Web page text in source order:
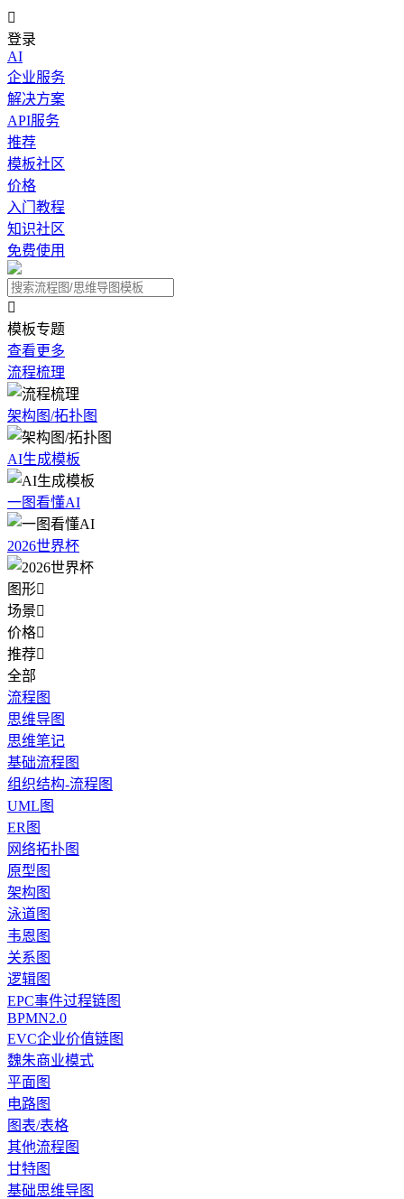

登录
AI
企业服务
解决方案
API服务
推荐
模板社区
价格
入门教程
知识社区
免费使用

模板专题
查看更多
流程梳理
架构图/拓扑图
AI生成模板
一图看懂AI
2026世界杯
图形
场景
价格
推荐
全部
流程图
思维导图
思维笔记
基础流程图
组织结构-流程图
UML图
ER图
网络拓扑图
原型图
架构图
泳道图
韦恩图
关系图
逻辑图
EPC事件过程链图
BPMN2.0
EVC企业价值链图
魏朱商业模式
平面图
电路图
图表/表格
其他流程图
甘特图
基础思维导图